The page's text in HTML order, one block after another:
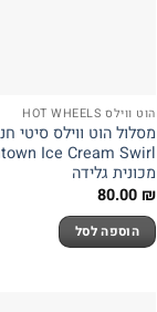
הוט ווילס HOT WHEELS
מכונית גלידה
80.00 ₪
הוספה לסל